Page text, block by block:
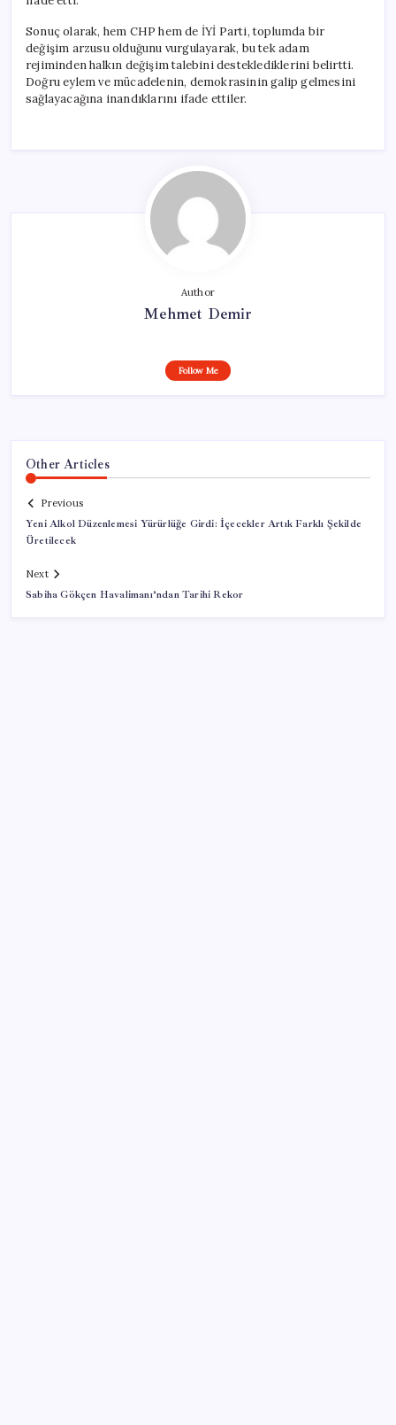
Sonuç olarak, hem CHP hem de İYİ Parti, toplumda bir
değişim arzusu olduğunu vurgulayarak, bu tek adam
rejiminden halkın değişim talebini desteklediklerini belirtti.
Doğru eylem ve mücadelenin, demokrasinin galip gelmesini
sağlayacağına inandıklarını ifade ettiler.
Author
Mehmet Demir
Follow Me
Other Articles
Previous
Yeni Alkol Düzenlemesi Yürürlüğe Girdi: İçecekler Artık Farklı Şekilde
Üretilecek
Next
Sabiha Gökçen Havalimanı’ndan Tarihi Rekor